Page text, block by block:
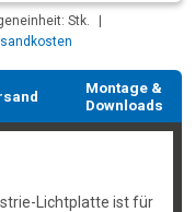
Stk.
Montage &
Downloads
Lichtplatte ist für